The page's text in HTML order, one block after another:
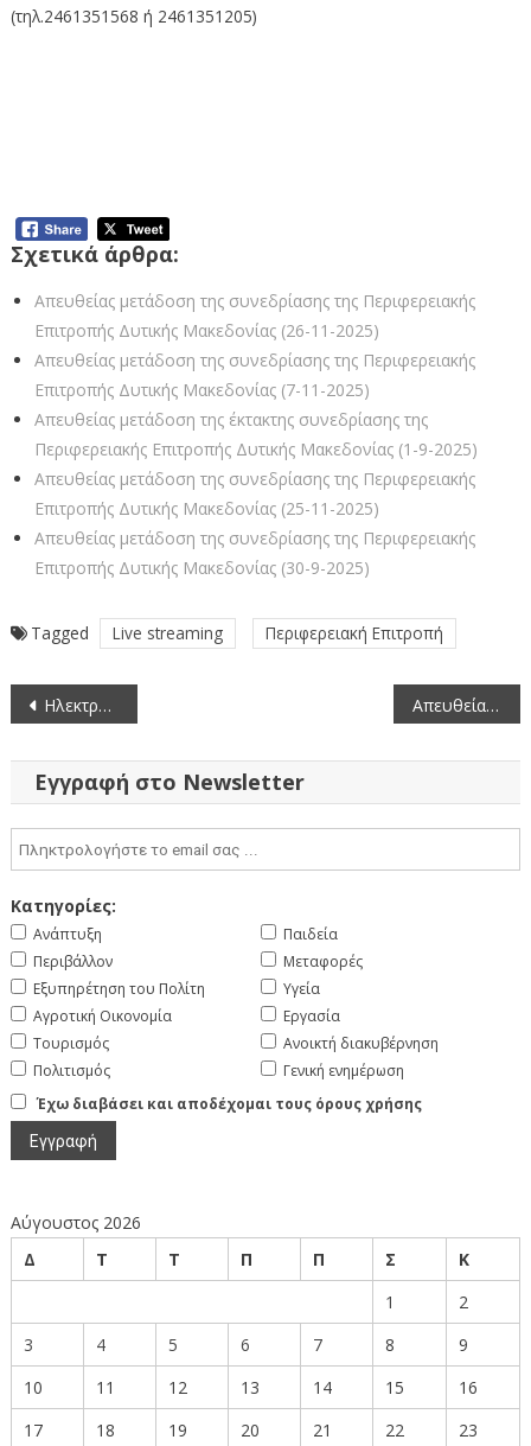
(τηλ.2461351568 ή 2461351205)
Σχετικά άρθρα:
Απευθείας μετάδοση της συνεδρίασης της Περιφερειακής
Επιτροπής Δυτικής Μακεδονίας (26-11-2025)
Απευθείας μετάδοση της συνεδρίασης της Περιφερειακής
Επιτροπής Δυτικής Μακεδονίας (7-11-2025)
Απευθείας μετάδοση της έκτακτης συνεδρίασης της
Περιφερειακής Επιτροπής Δυτικής Μακεδονίας (1-9-2025)
Απευθείας μετάδοση της συνεδρίασης της Περιφερειακής
Επιτροπής Δυτικής Μακεδονίας (25-11-2025)
Απευθείας μετάδοση της συνεδρίασης της Περιφερειακής
Επιτροπής Δυτικής Μακεδονίας (30-9-2025)
Tagged Live streaming Περιφερειακή Επιτροπή
Πλοήγηση
άρθρων
Ηλεκτρονικός Διαγωνισμός προμήθειας υγρών καυσίμων θέρμανσης, κίνησης και λιπαντικών για δύο (2) έτη Απευθείας μετάδοση της κατεπείγουσας συνεδρίασης του Περιφερειακού Συμβουλίου Δυτικής Μακεδονίας (2-9-2025)
Εγγραφή στο Newsletter
Κατηγορίες:
Ανάπτυξη
Περιβάλλον
Εξυπηρέτηση του Πολίτη
Αγροτική Οικονομία
Τουρισμός
Πολιτισμός
Παιδεία
Μεταφορές
Υγεία
Εργασία
Ανοικτή διακυβέρνηση
Γενική ενημέρωση
Έχω διαβάσει και αποδέχομαι τους όρους χρήσης
Αύγουστος 2026
Δ
Τ Τ Π Π Σ
Κ
1
2
3
4 5 6 7 8
9
10
11 12 13 14 15
16
17
18 19 20 21 22 23